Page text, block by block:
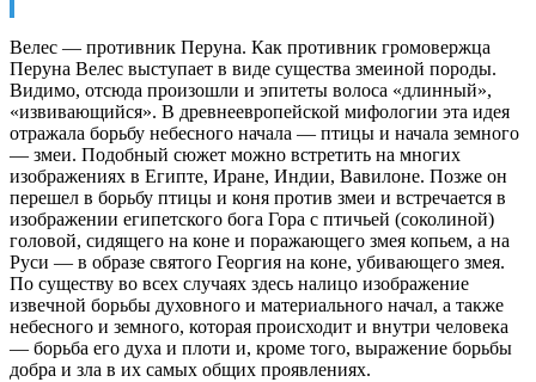
Велес — противник Перуна. Как противник громовержца
Перуна Велес выступает в виде существа змеиной породы.
Видимо, отсюда произошли и эпитеты волоса «длинный»,
«извивающийся». В древнеевропейской мифологии эта идея
отражала борьбу небесного начала — птицы и начала земного
— змеи. Подобный сюжет можно встретить на многих
изображениях в Египте, Иране, Индии, Вавилоне. Позже он
перешел в борьбу птицы и коня против змеи и встречается в
изображении египетского бога Гора с птичьей (соколиной)
головой, сидящего на коне и поражающего змея копьем, а на
Руси — в образе святого Георгия на коне, убивающего змея.
По существу во всех случаях здесь налицо изображение
извечной борьбы духовного и материального начал, а также
небесного и земного, которая происходит и внутри человека
— борьба его духа и плоти и, кроме того, выражение борьбы
добра и зла в их самых общих проявлениях.